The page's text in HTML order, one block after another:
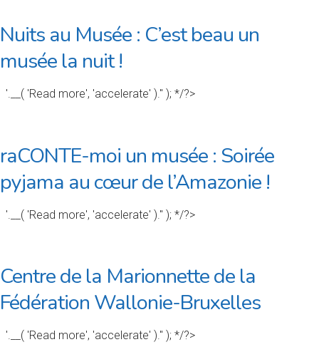
Nuits au Musée : C’est beau un
musée la nuit !
'.__( 'Read more', 'accelerate' ).'' ); */?>
raCONTE-moi un musée : Soirée
pyjama au cœur de l’Amazonie !
'.__( 'Read more', 'accelerate' ).'' ); */?>
Centre de la Marionnette de la
Fédération Wallonie-Bruxelles
'.__( 'Read more', 'accelerate' ).'' ); */?>